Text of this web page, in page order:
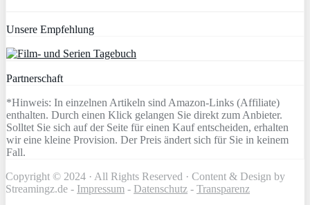
Unsere Empfehlung
Partnerschaft
*Hinweis: In einzelnen Artikeln sind Amazon-Links (Affiliate)
enthalten. Durch einen Klick gelangen Sie direkt zum Anbieter.
Solltet Sie sich auf der Seite für einen Kauf entscheiden, erhalten
wir eine kleine Provision. Der Preis ändert sich für Sie in keinem
Fall.
Copyright © 2024 · All Rights Reserved · Content & Design by
Streamingz.de - Impressum - Datenschutz - Transparenz